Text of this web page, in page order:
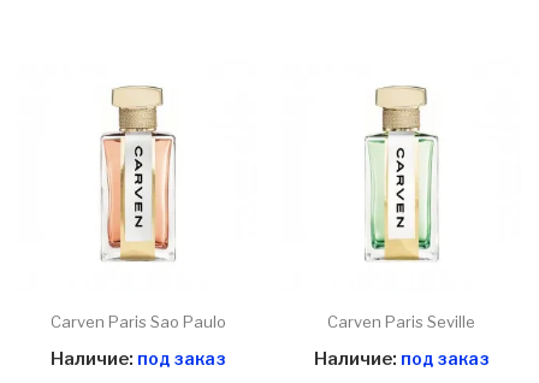
Carven Paris Sao Paulo
Наличие: под заказ
Carven Paris Seville
Наличие: под заказ